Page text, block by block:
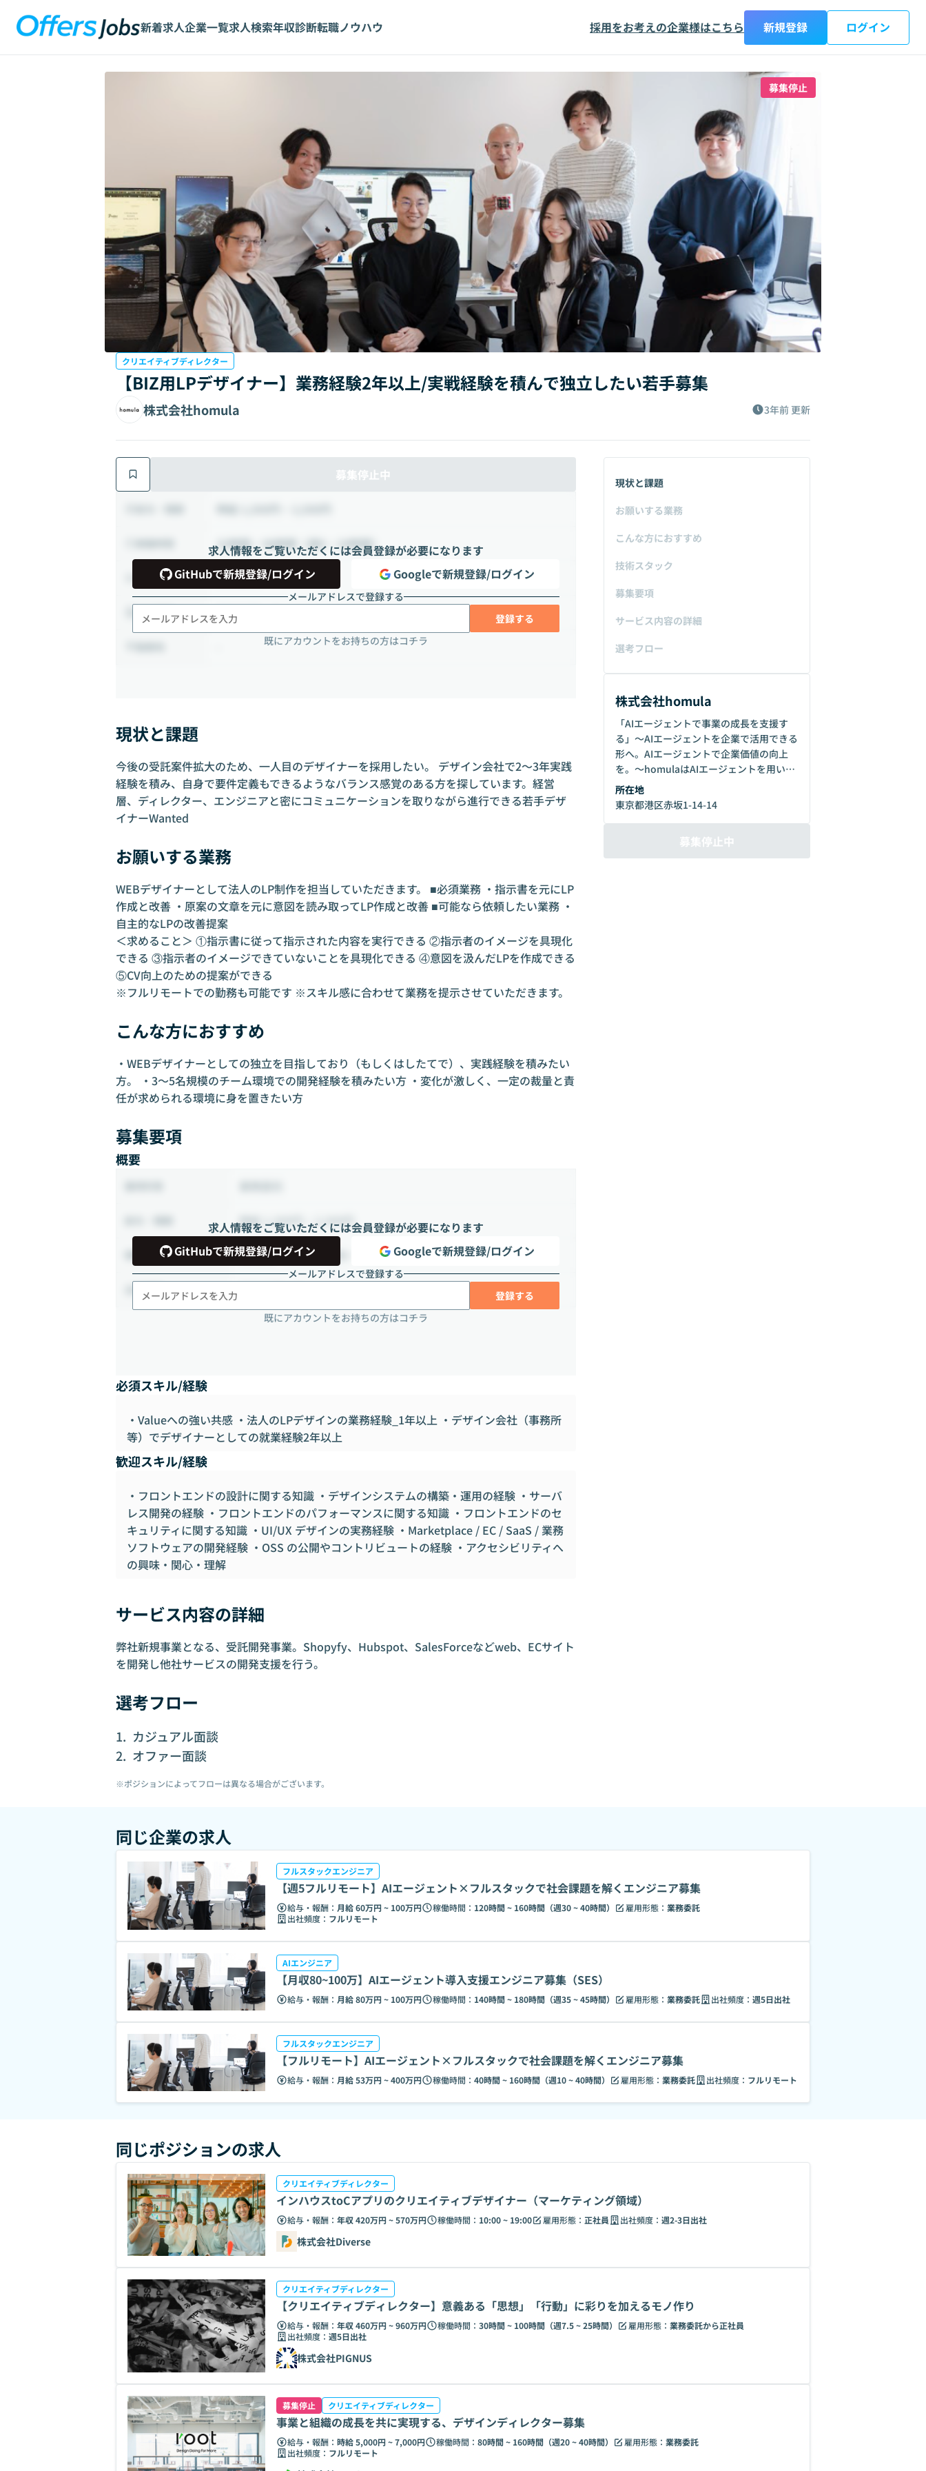
新着求人企業一覧求人検索年収診断転職ノウハウ 採用をお考えの企業様はこちら 新規登録 ログイン
募集停止
クリエイティブディレクター
【BIZ用LPデザイナー】業務経験2年以上/実戦経験を積んで独立したい若手募集
株式会社homula 3年前 更新
募集停止中
求人情報をご覧いただくには会員登録が必要になります
GitHubで新規登録/ログイン
Googleで新規登録/ログイン
メールアドレスで登録する
登録する
既にアカウントをお持ちの方はコチラ
32時間 ~ 96時間（週8 ~ 24時間）
雇用形態 業務委託
出社頻度 フルリモート
現状と課題
今後の受託案件拡大のため、一人目のデザイナーを採用したい。 デザイン会社で2〜3年実践
経験を積み、自身で要件定義もできるようなバランス感覚のある方を探しています。経営
層、ディレクター、エンジニアと密にコミュニケーションを取りながら進行できる若手デザ
イナーWanted
お願いする業務
WEBデザイナーとして法人のLP制作を担当していただきます。 ■必須業務 ・指示書を元にLP
作成と改善 ・原案の文章を元に意図を読み取ってLP作成と改善 ■可能なら依頼したい業務 ・
自主的なLPの改善提案
＜求めること＞ ①指示書に従って指示された内容を実行できる ②指示者のイメージを具現化
できる ③指示者のイメージできていないことを具現化できる ④意図を汲んだLPを作成できる
⑤CV向上のための提案ができる
※フルリモートでの勤務も可能です ※スキル感に合わせて業務を提示させていただきます。
こんな方におすすめ
・WEBデザイナーとしての独立を目指しており（もしくはしたてで）、実践経験を積みたい
方。 ・3〜5名規模のチーム環境での開発経験を積みたい方 ・変化が激しく、一定の裁量と責
任が求められる環境に身を置きたい方
募集要項
概要
求人情報をご覧いただくには会員登録が必要になります
GitHubで新規登録/ログイン
Googleで新規登録/ログイン
メールアドレスで登録する
登録する
既にアカウントをお持ちの方はコチラ
時給 1,500円 ~ 2,500円
稼働時間 32時間 ~ 96時間（週8 ~ 24時間）
出社頻度
必須スキル/経験
・Valueへの強い共感 ・法人のLPデザインの業務経験_1年以上 ・デザイン会社（事務所
等）でデザイナーとしての就業経験2年以上
歓迎スキル/経験
・フロントエンドの設計に関する知識 ・デザインシステムの構築・運用の経験 ・サーバ
レス開発の経験 ・フロントエンドのパフォーマンスに関する知識 ・フロントエンドのセ
キュリティに関する知識 ・UI/UX デザインの実務経験 ・Marketplace / EC / SaaS / 業務
ソフトウェアの開発経験 ・OSS の公開やコントリビュートの経験 ・アクセシビリティへ
の興味・関心・理解
サービス内容の詳細
弊社新規事業となる、受託開発事業。Shopyfy、Hubspot、SalesForceなどweb、ECサイト
を開発し他社サービスの開発支援を行う。
選考フロー
カジュアル面談
オファー面談
※ポジションによってフローは異なる場合がございます。
現状と課題
お願いする業務
こんな方におすすめ
技術スタック
募集要項
サービス内容の詳細
選考フロー
株式会社homula
「AIエージェントで事業の成長を支援す
る」〜AIエージェントを企業で活用できる
形へ。AIエージェントで企業価値の向上
を。〜homulaはAIエージェントを用いて
ビジネスの成長を支援します。ビジネスサ
イドの課題解決からAIアプリケーションの
開発まで一貫した支援を行っています。
所在地
東京都港区赤坂1-14-14
募集停止中
同じ企業の求人
フルスタックエンジニア
【週5フルリモート】AIエージェント×フルスタックで社会課題を解くエンジニア募集
給与・報酬： 月給 60万円 ~ 100万円 稼働時間： 120時間 ~ 160時間（週30 ~ 40時間） 雇用形態： 業務委託
出社頻度： フルリモート
AIエンジニア
【月収80~100万】AIエージェント導入支援エンジニア募集（SES）
給与・報酬： 月給 80万円 ~ 100万円 稼働時間： 140時間 ~ 180時間（週35 ~ 45時間） 雇用形態： 業務委託 出社頻度： 週5日出社
フルスタックエンジニア
【フルリモート】AIエージェント×フルスタックで社会課題を解くエンジニア募集
給与・報酬： 月給 53万円 ~ 400万円 稼働時間： 40時間 ~ 160時間（週10 ~ 40時間） 雇用形態： 業務委託 出社頻度： フルリモート
同じポジションの求人
クリエイティブディレクター
インハウスtoCアプリのクリエイティブデザイナー（マーケティング領域）
給与・報酬： 年収 420万円 ~ 570万円 稼働時間： 10:00 ~ 19:00 雇用形態： 正社員 出社頻度： 週2-3日出社
株式会社Diverse
クリエイティブディレクター
【クリエイティブディレクター】意義ある「思想」「行動」に彩りを加えるモノ作り
給与・報酬： 年収 460万円 ~ 960万円 稼働時間： 30時間 ~ 100時間（週7.5 ~ 25時間） 雇用形態： 業務委託から正社員
出社頻度： 週5日出社
株式会社PIGNUS
募集停止 クリエイティブディレクター
事業と組織の成長を共に実現する、デザインディレクター募集
給与・報酬： 時給 5,000円 ~ 7,000円 稼働時間： 80時間 ~ 160時間（週20 ~ 40時間） 雇用形態： 業務委託
出社頻度： フルリモート